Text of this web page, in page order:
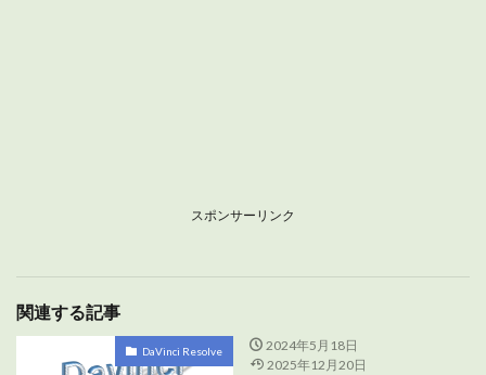
スポンサーリンク
関連する記事
DaVinci Resolve
2024年5月18日
2025年12月20日